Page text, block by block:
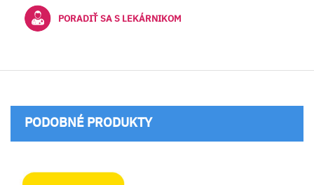
PORADIŤ SA S LEKÁRNIKOM
PODOBNÉ PRODUKTY